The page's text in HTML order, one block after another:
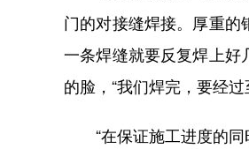
门的对接缝焊接。厚重的
一条焊缝就要反复焊上好
的脸，“我们焊完，要经
“在保证施工进度的同